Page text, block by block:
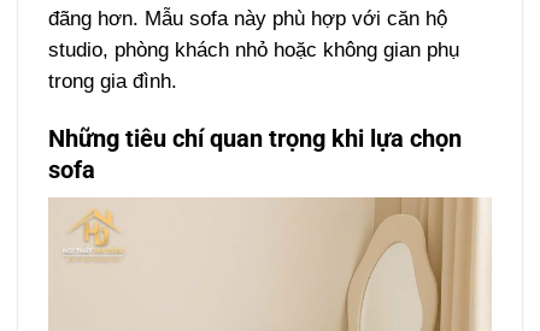
đãng hơn. Mẫu sofa này phù hợp với căn hộ
studio, phòng khách nhỏ hoặc không gian phụ
trong gia đình.
Những tiêu chí quan trọng khi lựa chọn
sofa